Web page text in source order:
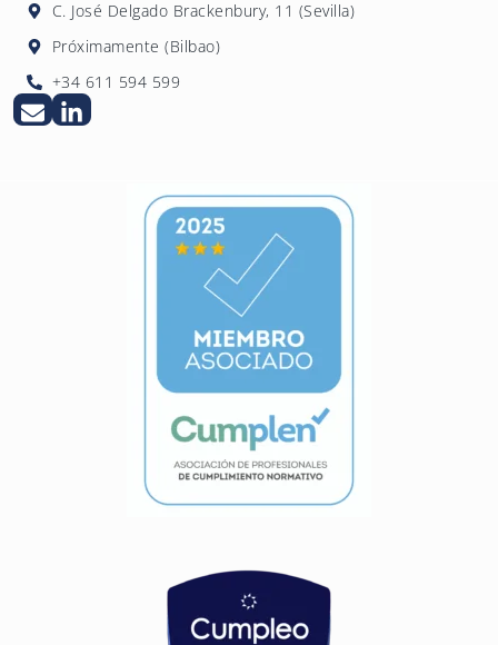
C. José Delgado Brackenbury, 11 (Sevilla)
Próximamente (Bilbao)
+34 611 594 599